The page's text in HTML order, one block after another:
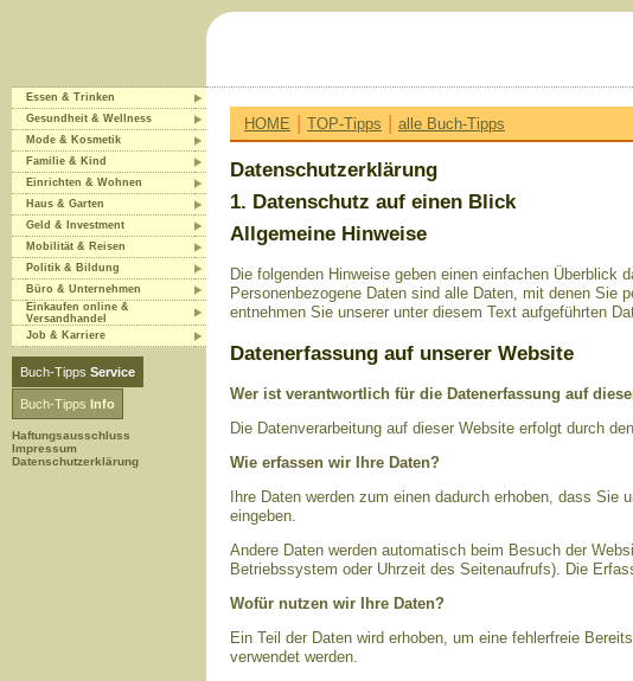
Essen & Trinken
Gesundheit & Wellness
Mode & Kosmetik
Familie & Kind
Einrichten & Wohnen
Haus & Garten
Geld & Investment
Mobilität & Reisen
Politik & Bildung
Büro & Unternehmen
Einkaufen online &
Versandhandel
Job & Karriere
Buch-Tipps Service
Buch-Tipps Info
Haftungsausschluss
Impressum
Datenschutzerklärung
HOME | TOP-Tipps | alle Buch-Tipps
Datenschutzerklärung
1. Datenschutz auf einen Blick
Allgemeine Hinweise
Die folgenden Hinweise geben einen einfachen Überblick
Personenbezogene Daten sind alle Daten, mit denen Sie
entnehmen Sie unserer unter diesem Text aufgeführten
Datenerfassung auf unserer Website
Wer ist verantwortlich für die Datenerfassung auf
Die Datenverarbeitung auf dieser Website erfolgt durch
Wie erfassen wir Ihre Daten?
Ihre Daten werden zum einen dadurch erhoben, dass
eingeben.
Andere Daten werden automatisch beim Besuch der
Betriebssystem oder Uhrzeit des Seitenaufrufs). Die
Wofür nutzen wir Ihre Daten?
Ein Teil der Daten wird erhoben, um eine fehlerfreie
verwendet werden.